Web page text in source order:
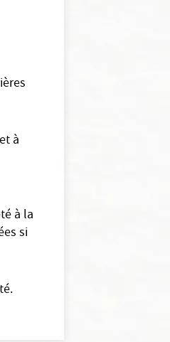
à
à la
si